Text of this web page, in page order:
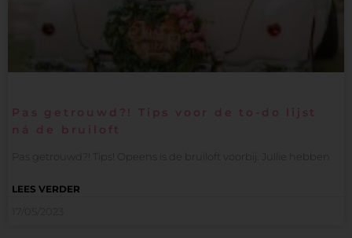
Pas getrouwd?! Tips voor de to-do lijst
ná de bruiloft
Pas getrouwd?! Tips! Opeens is de bruiloft voorbij. Jullie hebben
LEES VERDER